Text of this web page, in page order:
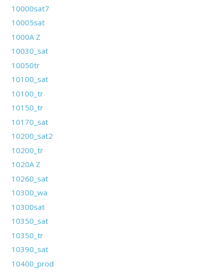
10000sat7
10005sat
1000A Z
10030_sat
10050tr
10100_sat
10100_tr
10150_tr
10170_sat
10200_sat2
10200_tr
1020A Z
10260_sat
10300_wa
10300sat
10350_sat
10350_tr
10390_sat
10400_prod